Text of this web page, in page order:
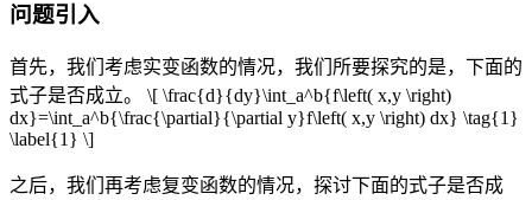
问题引入
首先，我们考虑实变函数的情况，我们所要探究的是，下面的
式子是否成立。 \[ \frac{d}{dy}\int_a^b{f\left( x,y \right)
dx}=\int_a^b{\frac{\partial}{\partial y}f\left( x,y \right) dx} \tag{1}
\label{1} \]
之后，我们再考虑复变函数的情况，探讨下面的式子是否成